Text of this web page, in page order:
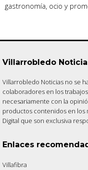
gastronomía, ocio y
Villarrobledo
Villarrobledo Noticias no se
colaboradores en los
necesariamente con la
productos contenidos en los
Digital que son exclusiva
Enlaces
Villafibra